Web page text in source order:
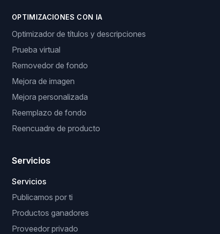
OPTIMIZACIONES CON IA
Optimizador de títulos y descripciones
Prueba virtual
Removedor de fondo
Mejora de imagen
Mejora personalizada
Reemplazo de fondo
Reencuadre de producto
Servicios
Servicios
Publicamos por ti
Productos ganadores
Proveedor privado